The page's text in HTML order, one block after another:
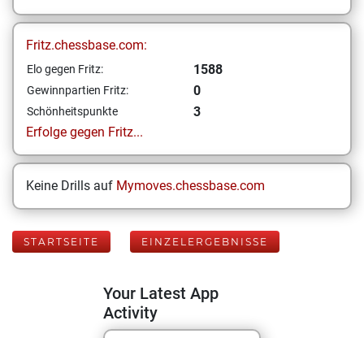
Fritz.chessbase.com:
Elo gegen Fritz: 1588
Gewinnpartien Fritz: 0
Schönheitspunkte
3
Erfolge gegen Fritz...
Keine Drills auf Mymoves.chessbase.com
STARTSEITE EINZELERGEBNISSE
Your Latest App
Activity